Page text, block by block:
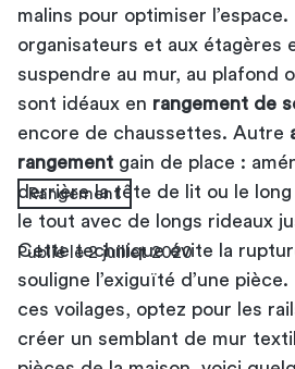
malins pour optimiser l’espace.
organisateurs et aux étagères
suspendre au mur, au plafond
sont idéaux en rangement de
encore de chaussettes. Autre
rangement gain de place :
derrière la tête de lit ou le long
le tout avec de longs rideaux
Cette technique évite la
souligne l’exiguïté d’une
ces voilages, optez pour les
créer un semblant de mur
Rangement
Publié le 2 juillet 2020